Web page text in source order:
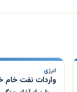
انرژی
واردات نفت خام